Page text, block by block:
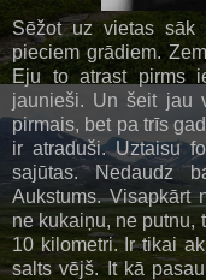
Sēžot uz vietas sāk
pieciem grādiem.
Eju to atrast pirms
jaunieši. Un šeit jau
pirmais, bet pa trīs
ir atraduši. Uztaisu
sajūtas. Nedaudz
Aukstums. Visapkārt
ne kukaiņu, ne putnu,
10 kilometri. Ir tikai
salts vējš. It kā